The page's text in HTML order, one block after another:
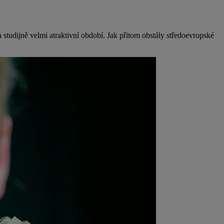
velmi atraktivní období. Jak přitom obstály středoevropské